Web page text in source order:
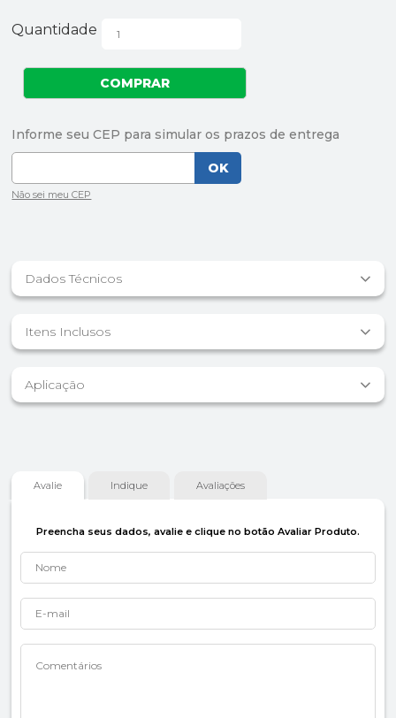
Quantidade
Dados Técnicos
Itens Inclusos
Aplicação
Avalie Indique Avaliações
Preencha seus dados, avalie e clique no botão Avaliar Produto.